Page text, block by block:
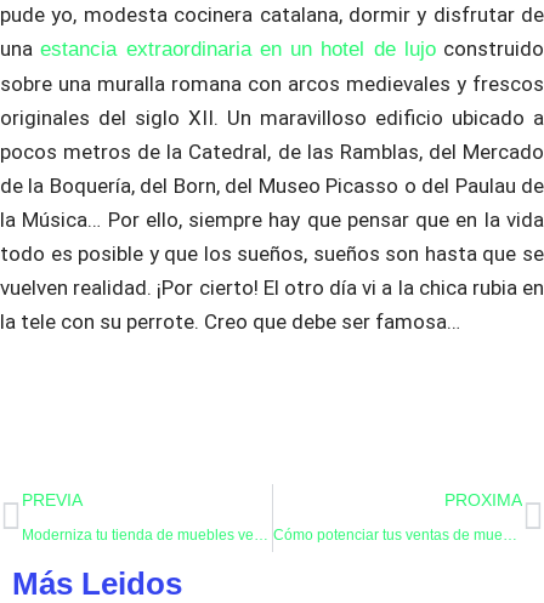
pude yo, modesta cocinera catalana, dormir y disfrutar de
unaestancia extraordinaria en un hotel de lujoconstruido
sobre una muralla romana con arcos medievales y frescos
originales del siglo XII. Un maravilloso edificio ubicado a
pocos metros de la Catedral, de las Ramblas, del Mercado
de la Boquería, del Born, del Museo Picasso o del Paulau de
la Música… Por ello, siempre hay que pensar que en la vida
todo es posible y que los sueños, sueños son hasta que se
vuelven realidad. ¡Por cierto! El otro día vi a la chica rubia en
la tele con su perrote. Creo que debe ser famosa…
Ant
PREVIA PROXIMA
Más Leidos